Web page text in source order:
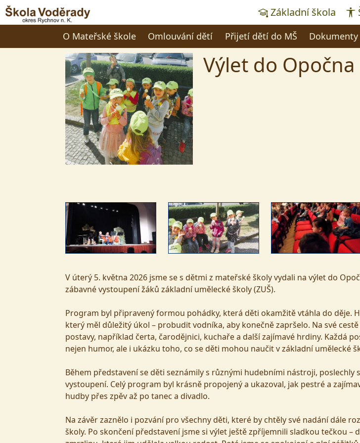
Základní škola
O Mateřské škole Omlouvání dětí Přijetí dětí do MŠ Dokumenty
Výlet do
V úterý 5. května 2026 jsme se s dětmi z mateřské školy vydali na výlet do
zábavné vystoupení žáků základní umělecké školy (ZUŠ).
Program byl připravený formou pohádky, která děti okamžitě vtáhla do děje.
který měl důležitý úkol – probudit vodníka, aby konečně zapršelo. Na své
postavy, například čerta, čarodějnici, kuchaře a další zajímavé hrdiny. Každá
nejen humor, ale i ukázku toho, co se děti mohou naučit v základní umělecké
Během představení se děti seznámily s různými hudebními nástroji, poslechly
vystoupení. Celý program byl krásně propojený a ukazoval, jak pestré a
hudby přes zpěv až po tanec a divadlo.
Na závěr zaznělo i pozvání pro všechny děti, které by chtěly své nadání dále
školy. Po skončení představení jsme si výlet ještě zpříjemnili sladkou tečkou –